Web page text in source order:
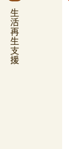
生活再生支援